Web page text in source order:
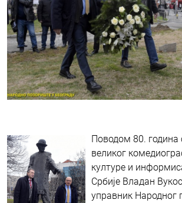
Поводом 80. година
великог
културе и
Србије Владан
управник Народног